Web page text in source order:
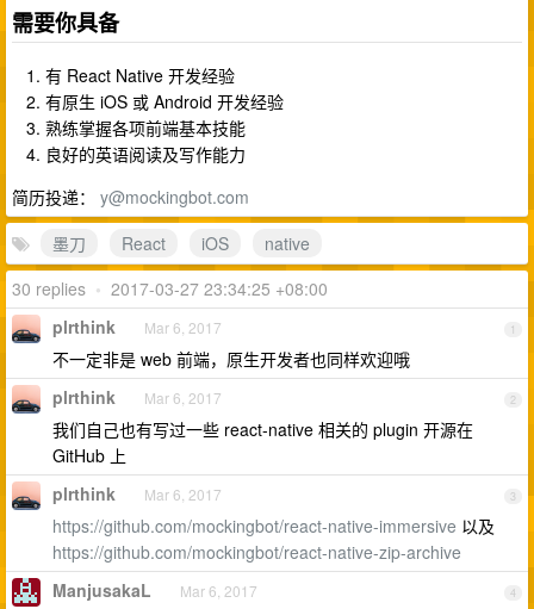
需要你具备
有 React Native 开发经验
有原生 iOS 或 Android 开发经验
熟练掌握各项前端基本技能
良好的英语阅读及写作能力
简历投递： y@mockingbot.com
墨刀
React iOS
native
30 replies • 2017-03-27 23:34:25 +08:00
1
plrthink Mar 6, 2017
不一定非是 web 前端，原生开发者也同样欢迎哦
2
plrthink Mar 6, 2017
我们自己也有写过一些 react-native 相关的 plugin 开源在
GitHub 上
3
plrthink Mar 6, 2017
https://github.com/mockingbot/react-native-immersive 以及
https://github.com/mockingbot/react-native-zip-archive
4
ManjusakaL Mar 6, 2017